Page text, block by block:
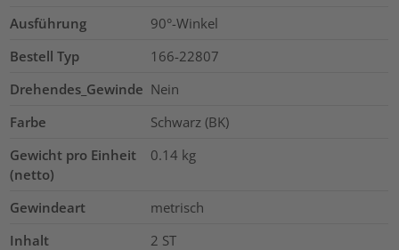
Ausführung
90°-Winkel
Bestell Typ
166-22807
Drehendes_Gewinde Nein
Farbe
Schwarz (BK)
Gewicht pro Einheit
(netto)
0.14 kg
Gewindeart
metrisch
Inhalt
2 ST